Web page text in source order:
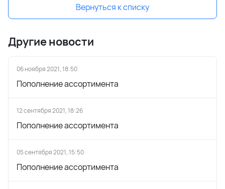
Вернуться к списку
Другие новости
06 ноября 2021, 18:50
Пополнение ассортимента
12 сентября 2021, 18:26
Пополнение ассортимента
05 сентября 2021, 15:50
Пополнение ассортимента